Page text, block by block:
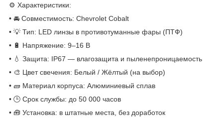
⚙️ Характеристики:
• 🚘 Совместимость: Chevrolet Cobalt
• 💡 Тип: LED линзы в противотуманные фары (ПТФ)
• 🔋 Напряжение: 9–16 В
• 💧 Защита: IP67 — влагозащита и пыленепроницаемость
• 🎨 Цвет свечения: Белый / Жёлтый (на выбор)
• 🧱 Материал корпуса: Алюминиевый сплав
• 🕒 Срок службы: до 50 000 часов
• 🧰 Установка: в штатные места, без доработок